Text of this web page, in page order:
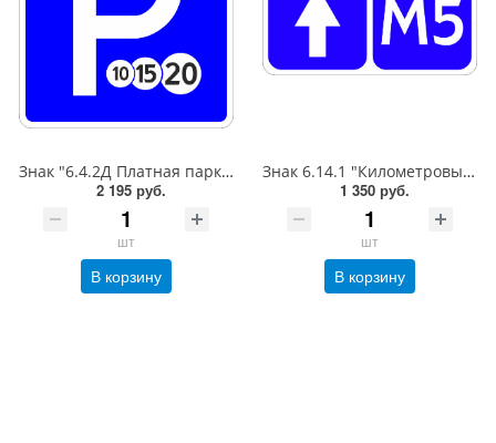
Знак "6.4.2Д Платная парковка для автотранспорта»,B=700Тип А (la) Инженерная (5 лет)металл 0.8 мм
2 195 руб.
шт
В корзину
Знак 6.14.1 "Километровый знак",350*700Тип А (1б) Микропризм. (7-9 лет)металл 0.8 мм
1 350 руб.
шт
В корзину